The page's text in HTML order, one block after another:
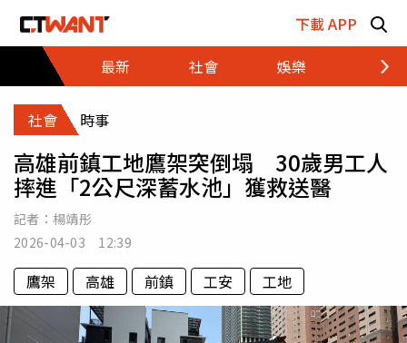
下載 APP
最新
社會 娛樂 財經
社會 時事
高雄前鎮工地鷹架突倒塌 30歲男工人
摔進「2公尺深蓄水池」獲救送醫
記者： 楊靖彤
2026-04-03 12:39
鷹架 高雄 前鎮 工安 工地